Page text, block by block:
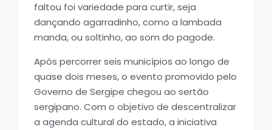
faltou foi variedade para curtir, seja
dançando agarradinho, como a lambada
manda, ou soltinho, ao som do pagode.
Após percorrer seis municípios ao longo de
quase dois meses, o evento promovido pelo
Governo de Sergipe chegou ao sertão
sergipano. Com o objetivo de descentralizar
a agenda cultural do estado, a iniciativa